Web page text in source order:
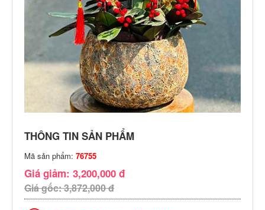
THÔNG TIN SẢN PHẨM
Mã sản phẩm: 76755
Giá giảm: 3,200,000 đ
Giá gốc: 3,872,000 đ